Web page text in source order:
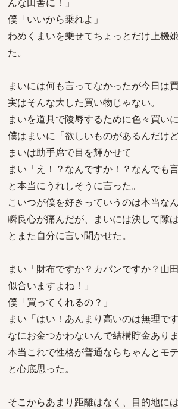
僕「いいから乗れよ」
わめくまいを乗せてちょっとだけ上機
た。
まいには何も言ってなかったが今日は
実はそんな大した買い物じゃない。
まいを道具で陵辱するために色々買い
僕はまいに「欲しいものがあるんだけ
まいは助手席で目を輝かせて
まい「え！？なんですか！？なんでも
と本当にうれしそうに言った。
こいつが僕を好きっていうのは本当な
瞬良心が痛んだが、まいには決して隙
とまた自分に言い聞かせた。
まい「財布ですか？カバンですか？山
似合いますよね！」
僕「買ってくれるの？」
まい「はい！あんまり高いのは無理で
なにお金つかわないんで結構貯金ありま
本当これで性格が普通ならちゃんとモ
と心底思った。
そこからあまり距離はなく、目的地に